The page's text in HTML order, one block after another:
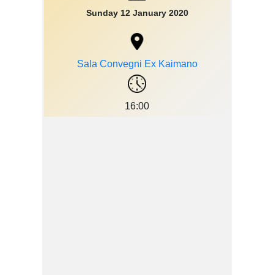
Sunday 12 January 2020
Sala Convegni Ex Kaimano
16:00